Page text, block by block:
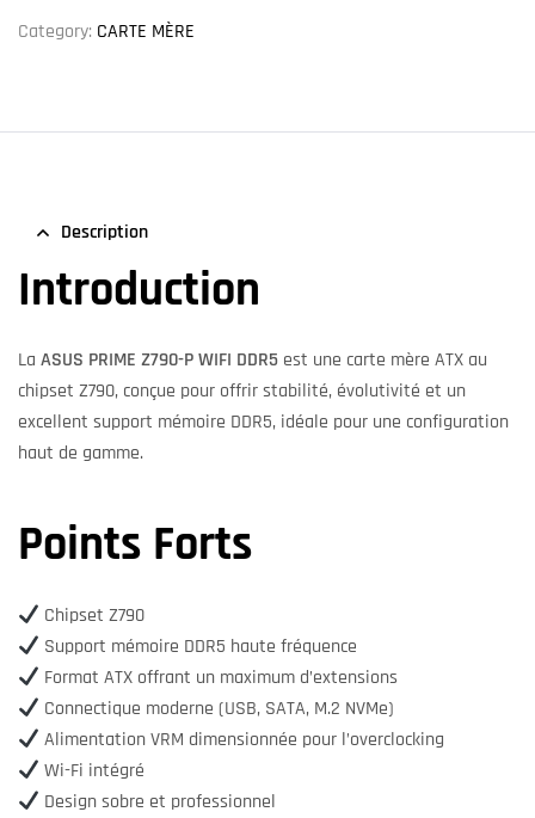
Category: CARTE MÈRE
Description
Introduction
La ASUS PRIME Z790-P WIFI DDR5 est une carte mère ATX au
chipset Z790, conçue pour offrir stabilité, évolutivité et un
excellent support mémoire DDR5, idéale pour une configuration
haut de gamme.
Points Forts
Chipset Z790
Support mémoire DDR5 haute fréquence
Format ATX offrant un maximum d’extensions
Connectique moderne (USB, SATA, M.2 NVMe)
Alimentation VRM dimensionnée pour l’overclocking
Wi-Fi intégré
Design sobre et professionnel